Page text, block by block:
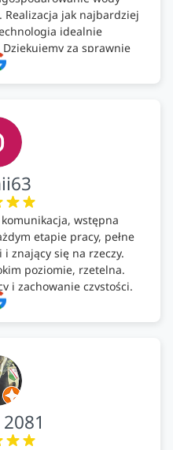
Realizacja jak najbardziej
idealnie
za sprawnie
Polecam!
wstępna
etapie pracy, pełne
znający się na rzeczy.
poziomie, rzetelna.
i zachowanie czystości.